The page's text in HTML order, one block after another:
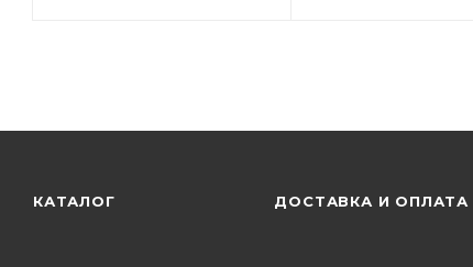
КАТАЛОГ ДОСТАВКА И ОПЛАТА